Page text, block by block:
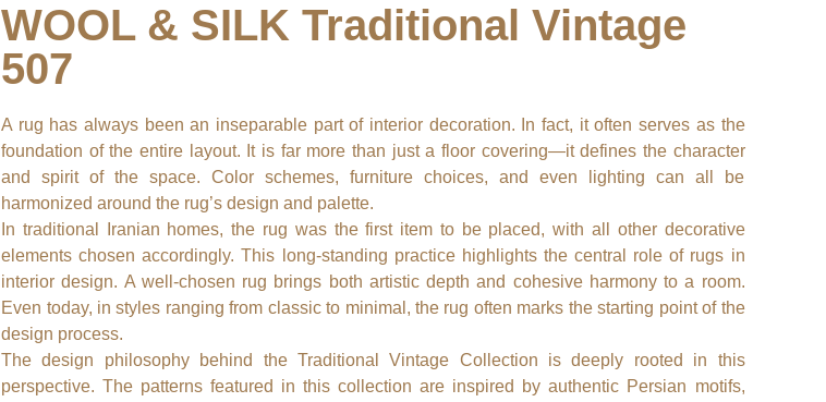
WOOL & SILK Traditional Vintage
507
A rug has always been an inseparable part of interior decoration. In fact, it often serves as the
foundation of the entire layout. It is far more than just a floor covering—it defines the character
and spirit of the space. Color schemes, furniture choices, and even lighting can all be
harmonized around the rug’s design and palette.
In traditional Iranian homes, the rug was the first item to be placed, with all other decorative
elements chosen accordingly. This long-standing practice highlights the central role of rugs in
interior design. A well-chosen rug brings both artistic depth and cohesive harmony to a room.
Even today, in styles ranging from classic to minimal, the rug often marks the starting point of the
design process.
The design philosophy behind the Traditional Vintage Collection is deeply rooted in this
perspective. The patterns featured in this collection are inspired by authentic Persian motifs,